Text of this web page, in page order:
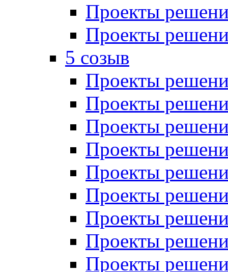
Проекты
Проекты
5 созыв
Проекты
Проекты
Проекты
Проекты
Проекты
Проекты
Проекты
Проекты
Проекты